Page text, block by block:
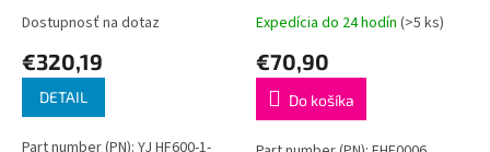
Dostupnosť na dotaz
€320,19
DETAIL
Part number (PN): YJ HF600-1-
čierna
Expedícia do 24 hodín (>5 ks)
€70,90
Do košíka